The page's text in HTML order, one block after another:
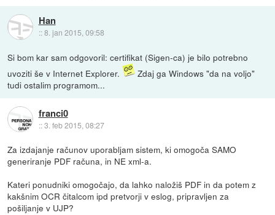
Han
::8. jan 2015, 09:58
Si bom kar sam odgovoril: certifikat (Sigen-ca) je bilo potrebno
uvoziti še v Internet Explorer.
Zdaj ga Windows "da na voljo"
tudi ostalim programom...
franci0
::3. feb 2015, 08:27
Za izdajanje računov uporabljam sistem, ki omogoča SAMO
generiranje PDF računa, in NE xml-a.
Kateri ponudniki omogočajo, da lahko naložiš PDF in da potem z
kakšnim OCR čitalcom ipd pretvorji v eslog, pripravljen za
pošiljanje v UJP?